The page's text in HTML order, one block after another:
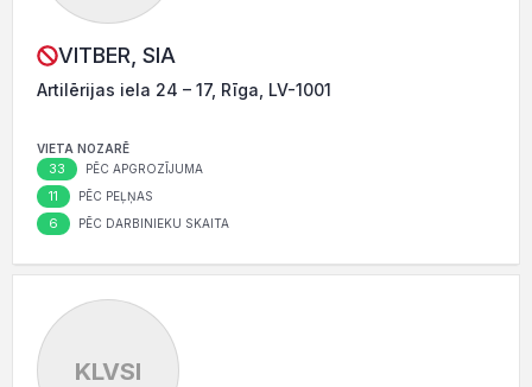
VITBER, SIA
Artilērijas iela 24 – 17, Rīga, LV-1001
VIETA NOZARĒ
33 PĒC APGROZĪJUMA
11 PĒC PEĻŅAS
6 PĒC DARBINIEKU SKAITA
KLVSI